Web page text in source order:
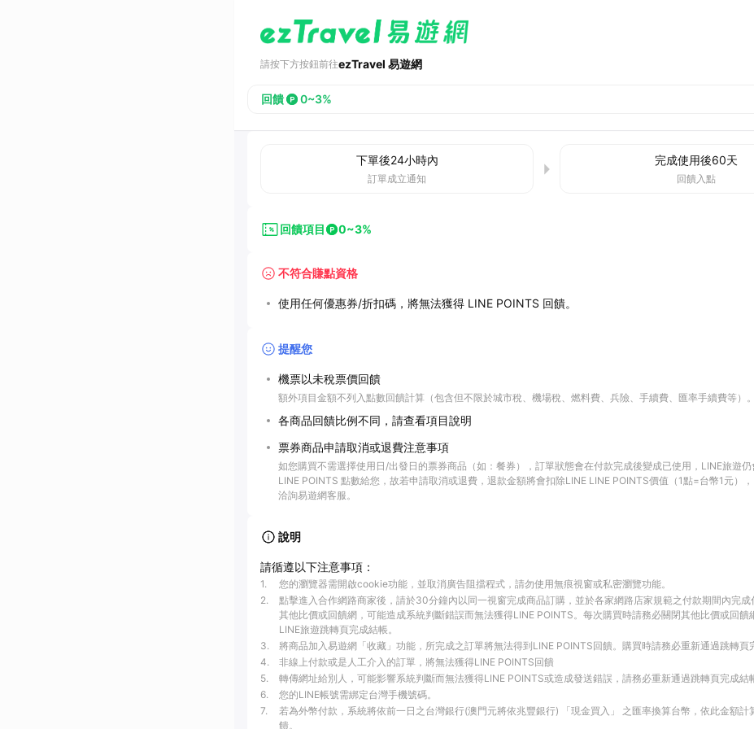
請按下方按鈕前往ezTravel 易遊網
回饋 0~3%
下單後24小時內
訂單成立通知
完成使用後60天
回饋入點
回饋項目 0~3%
不符合賺點資格
使用任何優惠券/折扣碼，將無法獲得 LINE POINTS 回饋。
提醒您
機票以未稅票價回饋
額外項目金額不列入點數回饋計算（包含但不限於城市稅、機場稅、燃料費、兵險、手續費、匯率手續費等）。
各商品回饋比例不同，請查看項目說明
票券商品申請取消或退費注意事項
如您購買不需選擇使用日/出發日的票券商品（如：餐券），訂單狀態會在付款完成後變成已使用，LINE旅遊
LINE POINTS 點數給您，故若申請取消或退費，退款金額將會扣除LINE LINE POINTS價值（1點=台幣1元）
洽詢易遊網客服。
說明
請循遵以下注意事項：
1.
您的瀏覽器需開啟cookie功能，並取消廣告阻擋程式，請勿使用無痕視窗或私密瀏覽功能。
2.
點擊進入合作網路商家後，請於30分鐘內以同一視窗完成商品訂購，並於各家網路店家規範之付款期間內完
其他比價或回饋網，可能造成系統判斷錯誤而無法獲得LINE POINTS。每次購買時請務必關閉其他比價或回饋
LINE旅遊跳轉頁完成結帳。
3.
將商品加入易遊網「收藏」功能，所完成之訂單將無法得到LINE POINTS回饋。購買時請務必重新通過跳轉頁
4.
非線上付款或是人工介入的訂單，將無法獲得LINE POINTS回饋
5.
轉傳網址給別人，可能影響系統判斷而無法獲得LINE POINTS或造成發送錯誤，請務必重新通過跳轉頁完成結
6.
您的LINE帳號需綁定台灣手機號碼。
7.
若為外幣付款，系統將依前一日之台灣銀行(澳門元將依兆豐銀行) 「現金買入」 之匯率換算台幣，依此金額計
饋。